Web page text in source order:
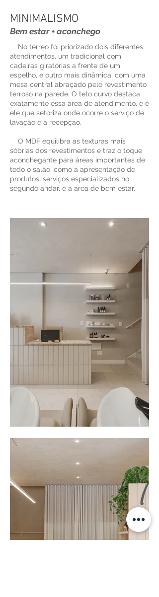
MINIMALISMO
Bem estar + aconchego
No térreo foi priorizado dois diferentes
atendimentos, um tradicional com
cadeiras giratórias a frente de um
espelho, e outro mais dinâmica, com uma
mesa central abraçado pelo revestimento
terroso na parede. O teto curvo destaca
exatamente essa área de atendimento, e é
ele que setoriza onde ocorre o serviço de
lavação e a recepção.
O MDF equilibra as texturas mais
sóbrias dos revestimentos e traz o toque
aconchegante para áreas importantes de
todo o salão, como a apresentação de
produtos, serviços especializados no
segundo andar, e a área de bem estar.